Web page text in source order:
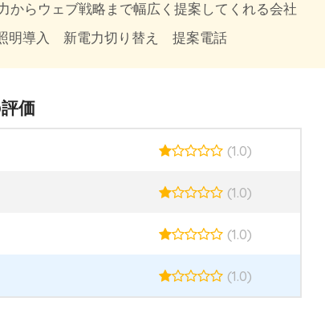
からウェブ戦略まで幅広く提案してくれる会社
明導入 新電力切り替え 提案電話
価
(1.0)
(1.0)
(1.0)
(1.0)